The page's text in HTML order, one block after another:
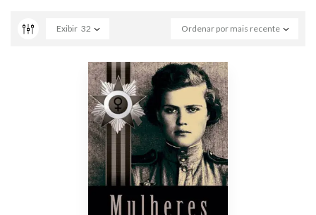
Ordenar por mais recente
Exibir 32